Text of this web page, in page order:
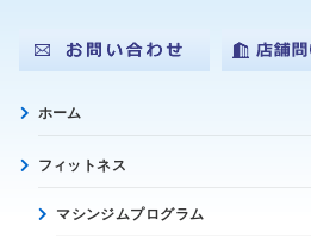
ホーム
フィットネス
マシンジムプログラム